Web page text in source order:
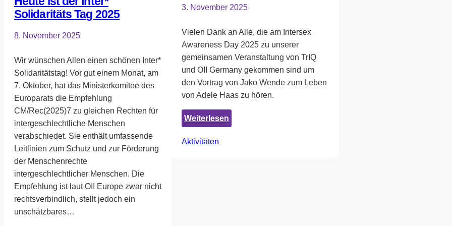
Solidaritäts Tag 2025
8. November 2025
Wir wünschen Allen einen schönen Inter*
Solidaritätstag! Vor gut einem Monat, am
7. Oktober, hat das Ministerkomitee des
Europarats die Empfehlung
CM/Rec(2025)7 zu gleichen Rechten für
intergeschlechtliche Menschen
verabschiedet. Sie enthält umfassende
Leitlinien zum Schutz und zur Förderung
der Menschenrechte
intergeschlechtlicher Menschen. Die
Empfehlung ist laut OII Europe zwar nicht
rechtsverbindlich, stellt jedoch ein
unschätzbares…
3. November 2025
Vielen Dank an Alle, die am Intersex
Awareness Day 2025 zu unserer
gemeinsamen Veranstaltung von TrIQ
und OII Germany gekommen sind um
den Vortrag von Jako Wende zum Leben
von Adele Haas zu hören.
Weiterlesen
Aktivitäten